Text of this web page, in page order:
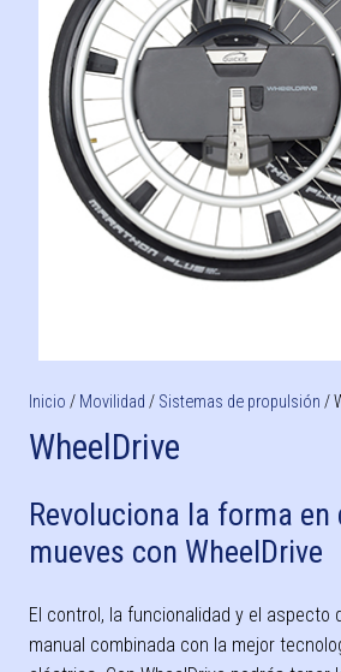
Inicio / Movilidad / Sistemas de propulsión /
WheelDrive
Revoluciona la forma en
mueves con WheelDrive
El control, la funcionalidad y el aspecto
manual combinada con la mejor